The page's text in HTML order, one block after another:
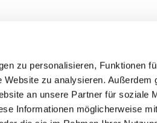
zu personalisieren, Funktionen
zu analysieren. Außerdem
an unsere Partner für soziale
Informationen möglicherweise